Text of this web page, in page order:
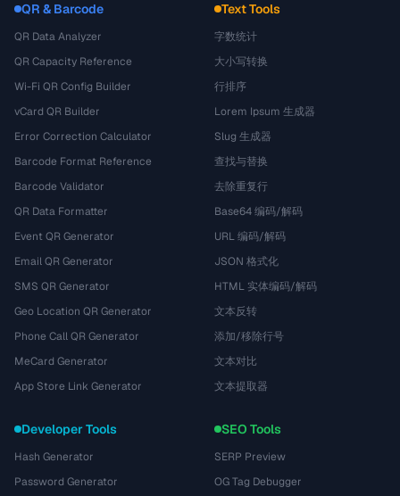
QR & Barcode
QR Data Analyzer
QR Capacity Reference
Wi-Fi QR Config Builder
vCard QR Builder
Error Correction Calculator
Barcode Format Reference
Barcode Validator
QR Data Formatter
Event QR Generator
Email QR Generator
SMS QR Generator
Geo Location QR Generator
Phone Call QR Generator
MeCard Generator
App Store Link Generator
Text Tools
字数统计
大小写转换
行排序
Lorem Ipsum 生成器
Slug 生成器
查找与替换
去除重复行
Base64 编码/解码
URL 编码/解码
JSON 格式化
HTML 实体编码/解码
文本反转
添加/移除行号
文本对比
文本提取器
Developer Tools
Hash Generator
Password Generator
SEO Tools
SERP Preview
OG Tag Debugger